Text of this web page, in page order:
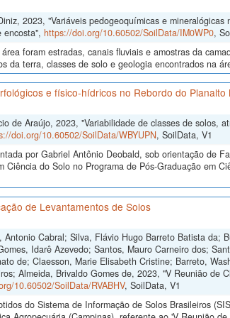
2023, "Variáveis pedogeoquímicas e
encosta", https://doi.org/10.60502/SoilData/IM0WP0,
foram estradas, canais fluviais e amostras da
da terra, classes de solo e geologia encontrados na
e físico-hídricos no Rebordo do Planalto
de Araújo, 2023, "Variabilidade de classes de solos,
doi.org/10.60502/SoilData/WBYUPN, SoilData, V1
por Gabriel Antônio Deobald, sob orientação de
do Solo no Programa de Pós-Graduação em
de Levantamentos de Solos
Cabral; Silva, Flávio Hugo Barreto Batista da;
Idarê Azevedo; Santos, Mauro Carneiro dos;
de; Claesson, Marie Elisabeth Cristine; Barreto,
Almeida, Brivaldo Gomes de, 2023, "V Reunião de
10.60502/SoilData/RVABHV, SoilData, V1
do Sistema de Informação de Solos Brasileiros